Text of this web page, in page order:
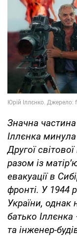
Значна
Іллєнка
Другої
разом із
евакуації в
фронті. У 1944
України,
батько
та інженер-